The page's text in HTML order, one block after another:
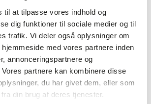
til at tilpasse vores indhold og
dig funktioner til sociale medier og til
trafik. Vi deler også oplysninger om
med vores partnere inden
annonceringspartnere og
partnere kan kombinere disse
du har givet dem, eller som
din brug af deres tjenester.
kan bruges som foder til
andre rovdyr.